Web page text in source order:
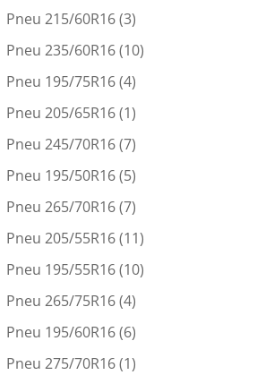
Pneu 215/60R16(3)
Pneu 235/60R16(10)
Pneu 195/75R16(4)
Pneu 205/65R16(1)
Pneu 245/70R16(7)
Pneu 195/50R16(5)
Pneu 265/70R16(7)
Pneu 205/55R16(11)
Pneu 195/55R16(10)
Pneu 265/75R16(4)
Pneu 195/60R16(6)
Pneu 275/70R16(1)